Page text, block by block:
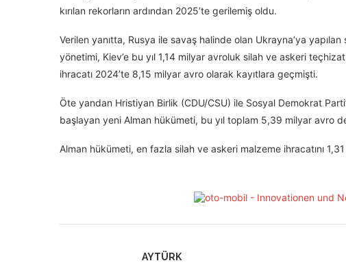
kırılan rekorların ardından 2025’te gerilemiş oldu.
Verilen yanıtta, Rusya ile savaş halinde olan Ukrayna’ya
yönetimi, Kiev’e bu yıl 1,14 milyar avroluk silah ve askeri
ihracatı 2024’te 8,15 milyar avro olarak kayıtlara geçmişti.
Öte yandan Hristiyan Birlik (CDU/CSU) ile Sosyal Demokrat
başlayan yeni Alman hükümeti, bu yıl toplam 5,39 milyar avro
Alman hükümeti, en fazla silah ve askeri malzeme ihracatını
AYTÜRK